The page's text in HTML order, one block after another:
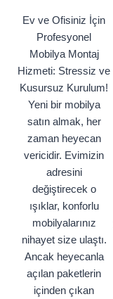
Ev ve Ofisiniz İçin
Profesyonel
Mobilya Montaj
Hizmeti: Stressiz ve
Kusursuz Kurulum!
Yeni bir mobilya
satın almak, her
zaman heyecan
vericidir. Evimizin
adresini
değiştirecek o
ışıklar, konforlu
mobilyalarınız
nihayet size ulaştı.
Ancak heyecanla
açılan paketlerin
içinden çıkan